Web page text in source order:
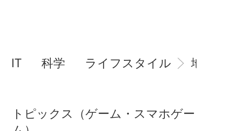
IT 科学 ライフスタイル 地域情
トピックス（ゲーム・スマホゲー